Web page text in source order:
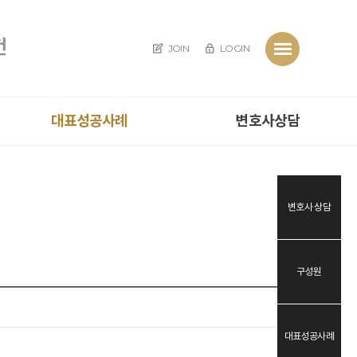
JOIN LOGIN
대표성공사례 변호사상담
변호사 상담
구성원
대표성공사례